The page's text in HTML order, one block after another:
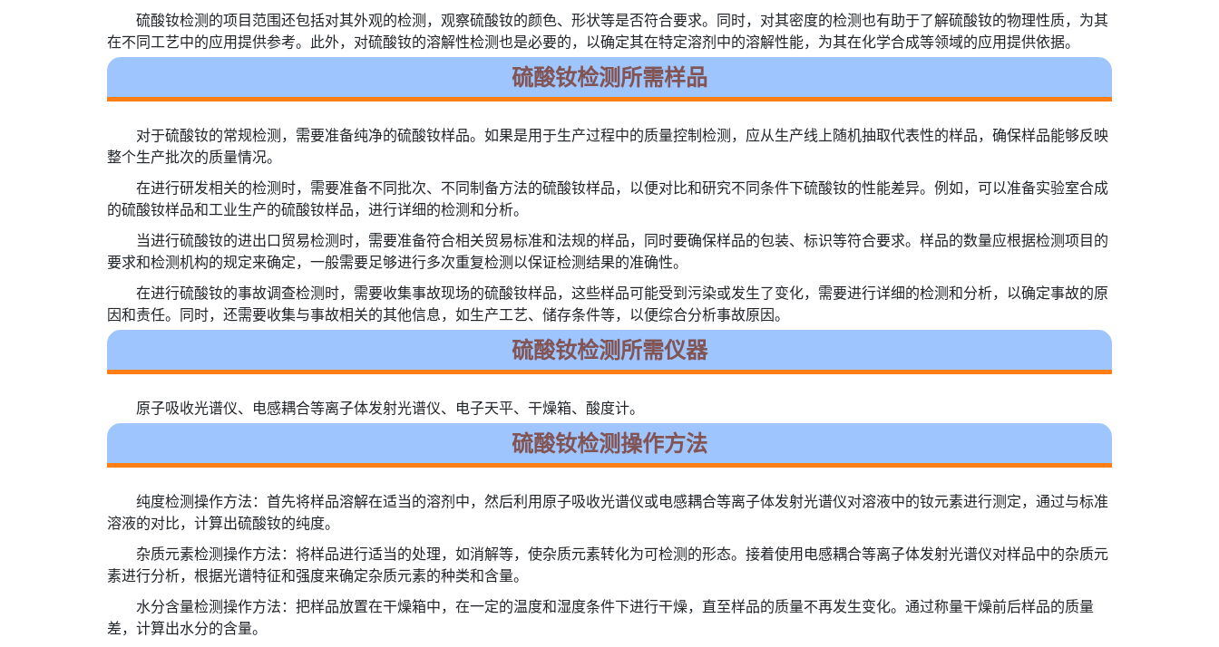
硫酸钕检测的项目范围还包括对其外观的检测，观察硫酸钕的颜色、形状等是否符合要求。同时，对其密度的检测也有助于了解硫酸钕的物理性质，为其
在不同工艺中的应用提供参考。此外，对硫酸钕的溶解性检测也是必要的，以确定其在特定溶剂中的溶解性能，为其在化学合成等领域的应用提供依据。
硫酸钕检测所需样品
对于硫酸钕的常规检测，需要准备纯净的硫酸钕样品。如果是用于生产过程中的质量控制检测，应从生产线上随机抽取代表性的样品，确保样品能够反映
整个生产批次的质量情况。
在进行研发相关的检测时，需要准备不同批次、不同制备方法的硫酸钕样品，以便对比和研究不同条件下硫酸钕的性能差异。例如，可以准备实验室合成
的硫酸钕样品和工业生产的硫酸钕样品，进行详细的检测和分析。
当进行硫酸钕的进出口贸易检测时，需要准备符合相关贸易标准和法规的样品，同时要确保样品的包装、标识等符合要求。样品的数量应根据检测项目的
要求和检测机构的规定来确定，一般需要足够进行多次重复检测以保证检测结果的准确性。
在进行硫酸钕的事故调查检测时，需要收集事故现场的硫酸钕样品，这些样品可能受到污染或发生了变化，需要进行详细的检测和分析，以确定事故的原
因和责任。同时，还需要收集与事故相关的其他信息，如生产工艺、储存条件等，以便综合分析事故原因。
硫酸钕检测所需仪器
原子吸收光谱仪、电感耦合等离子体发射光谱仪、电子天平、干燥箱、酸度计。
硫酸钕检测操作方法
纯度检测操作方法：首先将样品溶解在适当的溶剂中，然后利用原子吸收光谱仪或电感耦合等离子体发射光谱仪对溶液中的钕元素进行测定，通过与标准
溶液的对比，计算出硫酸钕的纯度。
杂质元素检测操作方法：将样品进行适当的处理，如消解等，使杂质元素转化为可检测的形态。接着使用电感耦合等离子体发射光谱仪对样品中的杂质元
素进行分析，根据光谱特征和强度来确定杂质元素的种类和含量。
水分含量检测操作方法：把样品放置在干燥箱中，在一定的温度和湿度条件下进行干燥，直至样品的质量不再发生变化。通过称量干燥前后样品的质量
差，计算出水分的含量。